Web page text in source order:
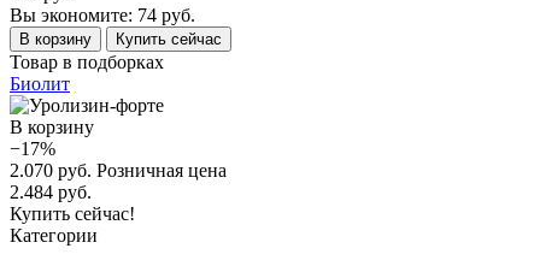
Вы экономите: 74 руб.
В корзину Купить сейчас
Товар в подборках
Биолит
В корзину
−17%
2.070 руб. Розничная цена
2.484 руб.
Купить сейчас!
Категории